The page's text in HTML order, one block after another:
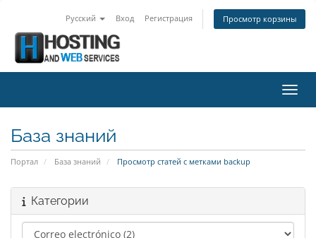
Русский Вход Регистрация Просмотр корзины
База знаний
Портал База знаний Просмотр статей с метками backup
Категории